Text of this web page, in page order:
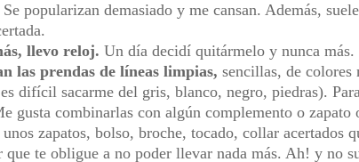
popularizan demasiado y me cansan. Además,
llevo reloj. Un día decidí quitármelo y nunca más.
las prendas de líneas limpias, sencillas, de colores
difícil sacarme del gris, blanco, negro, piedras).
gusta combinarlas con algún complemento o
zapatos, bolso, broche, tocado, collar acertados
que te obligue a no poder llevar nada más. Ah! y no